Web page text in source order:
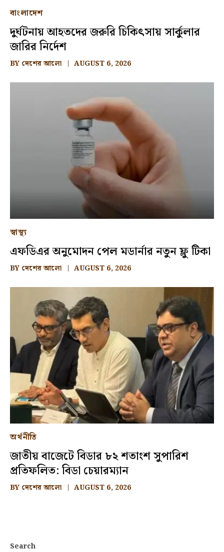
বাংলাদেশ
দুর্ঘটনায় আহতদের জরুরি চিকিৎসায় সার্কুলার
জারির নির্দেশ
BY দেশের আলো AUGUST 6, 2026
স্বাস্থ্য
এফডিএর অনুমোদন পেল মডার্নার নতুন ফ্লু টিকা
BY দেশের আলো AUGUST 6, 2026
অর্থনীতি
জাতীয় বাজেটে বিডার ৮২ শতাংশ সুপারিশ
প্রতিফলিত: বিডা চেয়ারম্যান
BY দেশের আলো AUGUST 6, 2026
Search